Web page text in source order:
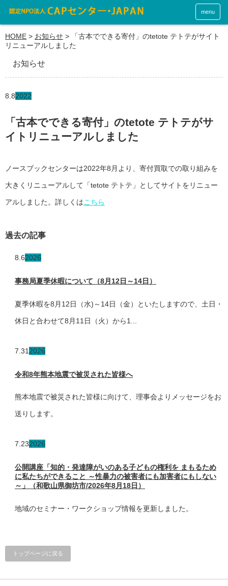
menu
HOME > お知らせ >
「古本でできる寄付」のtetote テトテがサイト
リニューアルしました
お知らせ
8.82022
「古本でできる寄付」のtetote テトテがサ
イトリニューアルしました
ノースブックセンターは2022年8月より、寄付買取での取り組みを
大きくリニューアルして「tetote テトテ」としてサイトをリニュー
アルしました。詳しくはこちら
過去の記事
8.62026
事務局夏季休暇について（8月12日～14日）
夏季休暇を8月12日（水)～14日（金）といたしますので、土日・
休日と合わせて8月11日（火）から1...
7.31 2026
令和8年熊本地震で被災された皆様へ
熊本地震で被災された皆様に向けて、理事会よりメッセージをお
送りします。
7.232026
公開講座「知的・発達障がいのある子どもの権利を まもるため
に私たちができること ～性暴力の被害者にも加害者にもしない
～」（和歌山県御坊市/2026年8月18日）
地域のセミナー・ワークショップ情報を更新しました。
トップページに戻る